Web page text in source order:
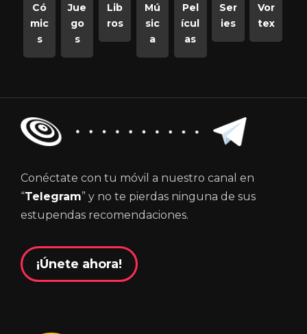
Có
mic
s
Jue
go
s
Lib
ros
Mú
sic
a
Pel
ícul
as
Ser
ies
Vor
tex
Conéctate con tu móvil a nuestro canal en
“Telegram” y no te pierdas ninguna de sus
estupendas recomendaciones.
¡Únete ahora!